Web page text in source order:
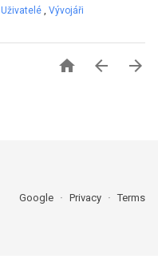
Uživatelé Vývojáři
  
Google Privacy Terms